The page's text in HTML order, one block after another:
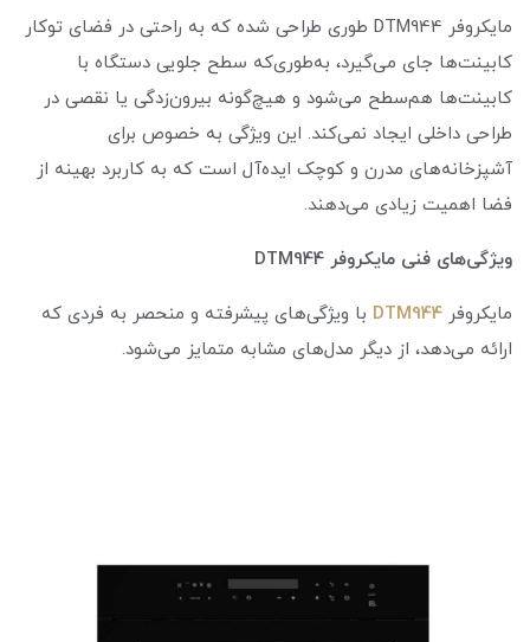
مایکروفر DTM944 طوری طراحی شده که به راحتی در فضای توکار
کابینت‌ها جای می‌گیرد، به‌طوری‌که سطح جلویی دستگاه با
کابینت‌ها هم‌سطح می‌شود و هیچ‌گونه بیرون‌زدگی یا نقصی در
طراحی داخلی ایجاد نمی‌کند. این ویژگی به خصوص برای
آشپزخانه‌های مدرن و کوچک ایده‌آل است که به کاربرد بهینه از
فضا اهمیت زیادی می‌دهند.
ویژگی‌های فنی مایکروفر DTM944
مایکروفر DTM944 با ویژگی‌های پیشرفته و منحصر به فردی که
ارائه می‌دهد، از دیگر مدل‌های مشابه متمایز می‌شود.